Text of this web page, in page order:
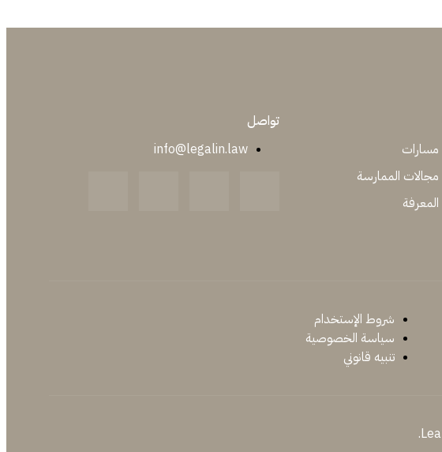
مسارات
مجالات الممارسة
المعرفة
تواصل
info@legalin.law
شروط الإستخدام
سياسة الخصوصية
تنبيه قانوني